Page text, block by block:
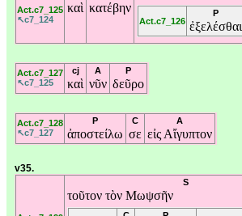
Act.c7_125
↖c7_124
καὶ κατέβην
Act.c7_126
P
ἐξελέσθαι
Act.c7_127
↖c7_125
cj
καὶ
A
νῦν
P
δεῦρο
Act.c7_128
↖c7_127
P
ἀποστείλω
C
σε
A
εἰς Αἴγυπτον
v35.
S
τοῦτον τὸν Μωψσῆν